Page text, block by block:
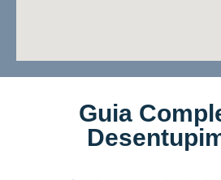
Guia